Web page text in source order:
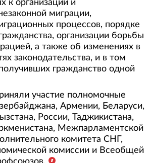
к организации и
миграции,
процессов, порядке
организации борьбы
а также об изменениях в
законодательства, и в том
гражданство одной
участие полномочные
Армении, Беларуси,
России, Таджикистана,
Межпарламентской
комитета СНГ,
комиссии и Всеобщей